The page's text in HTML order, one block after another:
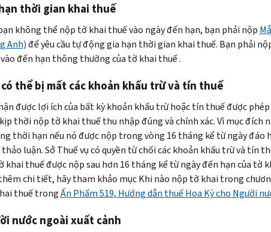
thời gian khai thuế
không thể nộp tờ khai thuế vào ngày đến hạn, bạn phải nộp
Anh)để yêu cầu tự động gia hạn thời gian khai thuế. Bạn phải
vào đến hạn thông thường của tờ khai thuế .
có thể bị mất các khoản khấu trừ và tín thuế
được lợi ích của bất kỳ khoản khấu trừ hoặc tín thuế được
thời nộp tờ khai thuế thu nhập đúng và chính xác. Vì mục đích
thời hạn nếu nó được nộp trong vòng 16 tháng kể từ ngày đáo
luận. Sở Thuế vụ có quyền từ chối các khoản khấu trừ và tín
khai thuế được nộp sau hơn 16 tháng kể từ ngày đến hạn của tờ
chi tiết, hãy tham khảo mục Khi nào nộp tờ khai trong
thuế trongẤn Phẩm 519, Hướng dẫn thuế Hoa Kỳ cho Người
nước ngoài xuất cảnh